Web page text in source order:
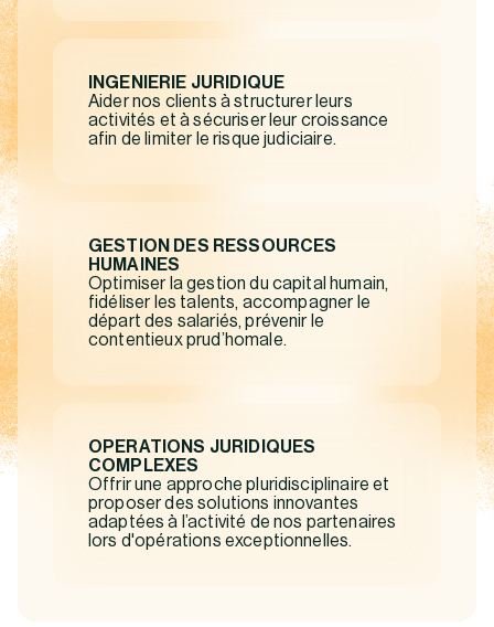
INGENIERIE JURIDIQUE
Aider nos clients à structurer leurs
activités et à sécuriser leur croissance
afin de limiter le risque judiciaire.
GESTION DES RESSOURCES
HUMAINES
Optimiser la gestion du capital humain,
fidéliser les talents, accompagner le
départ des salariés, prévenir le
contentieux prud’homale.
OPERATIONS JURIDIQUES
COMPLEXES
Offrir une approche pluridisciplinaire et
proposer des solutions innovantes
adaptées à l’activité de nos partenaires
lors d'opérations exceptionnelles.